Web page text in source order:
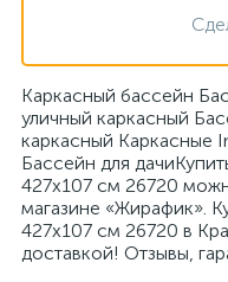
Каркасный бассейн
уличный каркасный
каркасный Каркасные
Бассейн для
427x107 см 26720
магазине «Жирафик».
427x107 см 26720 в
доставкой! Отзывы,